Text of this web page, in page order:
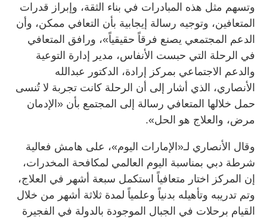
وتسهم مثل هذه المبادرات في بناء الثقة، وإبراز قدرات
المتعافين، وتوجيه رسالة إيجابية بأن التعافي ممكن، وأن
الدعم المجتمعي يصنع فرقاً حقيقياً»، ورافق المتعافي
في الرحلة التي حبست الأنفاس، مدير إدارة التوعية
والدعم الاجتماعي بمركز إرادة، الدكتور عبدالله
الأنصاري، الذي أشار إلى أن الرحلة كانت تجربة لا تُنسى
حمل خلالها المتعافي رسالة إلى المجتمع بأن «الإدمان
مرض، والعلاج هو الحل».
وقال الأنصاري لـ«الإمارات اليوم»، على هامش فعالية
شرطة دبي بمناسبة اليوم العالمي لمكافحة المخدرات،
إن المركز اختار متعافياً استكمل سبعة أشهر في العلاج،
وتم تدريبه وتأهيله بدنياً وعلمياً لمدة ثلاثة أشهر من خلال
القيام برحلات في الجبال الموجودة بالدولة في الفجيرة